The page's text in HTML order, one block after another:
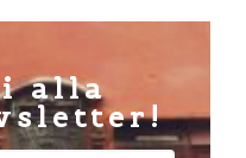
alla